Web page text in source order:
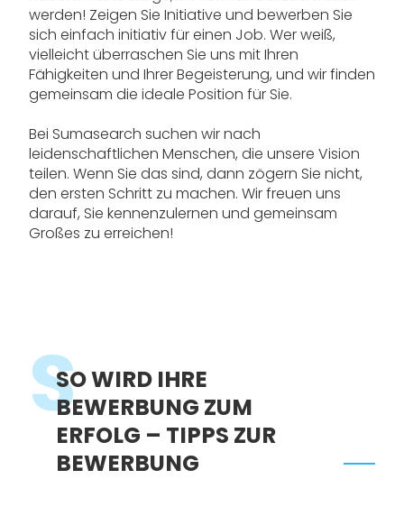
werden! Zeigen Sie Initiative und bewerben Sie
sich einfach initiativ für einen Job. Wer weiß,
vielleicht überraschen Sie uns mit Ihren
Fähigkeiten und Ihrer Begeisterung, und wir finden
gemeinsam die ideale Position für Sie.
Bei Sumasearch suchen wir nach
leidenschaftlichen Menschen, die unsere Vision
teilen. Wenn Sie das sind, dann zögern Sie nicht,
den ersten Schritt zu machen. Wir freuen uns
darauf, Sie kennenzulernen und gemeinsam
Großes zu erreichen!
SSO WIRD IHRE
BEWERBUNG ZUM
ERFOLG – TIPPS ZUR
BEWERBUNG